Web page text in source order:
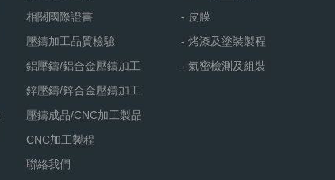
相關國際證書
壓鑄加工品質檢驗
鋁壓鑄/鋁合金壓鑄加工
鋅壓鑄/鋅合金壓鑄加工
壓鑄成品/CNC加工製品
CNC加工製程
聯絡我們
- 皮膜
- 烤漆及塗裝製程
- 氣密檢測及組裝